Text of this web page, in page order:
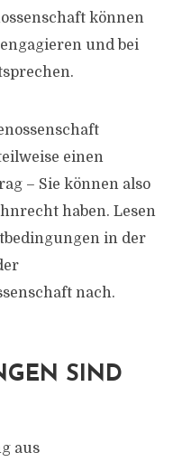
können
und bei
einen
– Sie können also
haben. Lesen
in der
nach.
SIND
aus